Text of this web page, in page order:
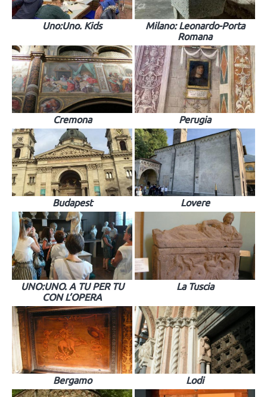
Uno:Uno. Kids
Milano: Leonardo-Porta
Romana
Cremona Perugia
Budapest Lovere
UNO:UNO. A TU PER TU
CON L’OPERA
La Tuscia
Bergamo Lodi